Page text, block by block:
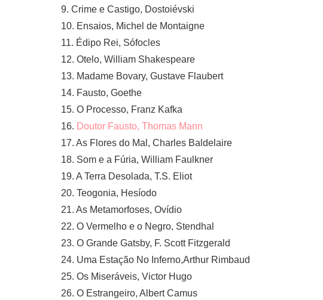
9. Crime e Castigo, Dostoiévski
10. Ensaios, Michel de Montaigne
11. Édipo Rei, Sófocles
12. Otelo, William Shakespeare
13. Madame Bovary, Gustave Flaubert
14. Fausto, Goethe
15. O Processo, Franz Kafka
16. Doutor Fausto, Thomas Mann
17. As Flores do Mal, Charles Baldelaire
18. Som e a Fúria, William Faulkner
19. A Terra Desolada, T.S. Eliot
20. Teogonia, Hesíodo
21. As Metamorfoses, Ovídio
22. O Vermelho e o Negro, Stendhal
23. O Grande Gatsby, F. Scott Fitzgerald
24. Uma Estação No Inferno,Arthur Rimbaud
25. Os Miseráveis, Victor Hugo
26. O Estrangeiro, Albert Camus